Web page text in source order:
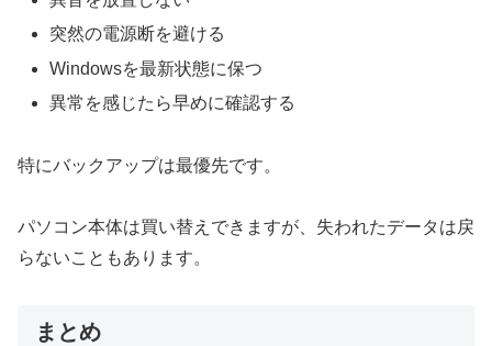
突然の電源断を避ける
Windowsを最新状態に保つ
異常を感じたら早めに確認する
特にバックアップは最優先です。
パソコン本体は買い替えできますが、失われたデータは戻
らないこともあります。
まとめ